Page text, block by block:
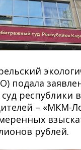
подала
республики
– «МКМ-
рублей.